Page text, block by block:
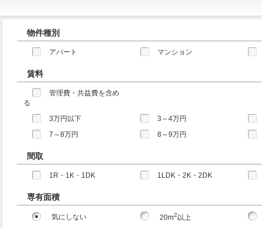
物件種別
アパート マンション
賃料
管理費・共益費を含め
る
3万円以下
3～4万円
7～8万円
8～9万円
間取
1R・1K・1DK 1LDK・2K・2DK
専有面積
気にしない 20m2 以上